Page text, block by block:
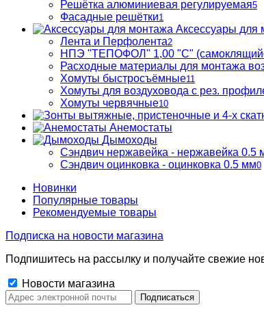
Решётка алюминиевая регулируемая5
Фасадные решётки1
Аксессуары для
Лента и Перфолента2
НПЭ "ТЕПОФОЛ" 1,00 "С"
Расходные материалы для монтажа
Хомуты быстросъёмные11
Хомуты для воздуховода с рез.
Хомуты червячные10
Анемостаты
Дымоходы
Сэндвич нержавейка - нержавейка 0.5
Сэндвич оцинковка - оцинковка 0.5 мм0
Новинки
Популярные товары
Рекомендуемые товары
Подписка на новости магазина
Подпишитесь на рассылку и получайте свежие
Новости магазина